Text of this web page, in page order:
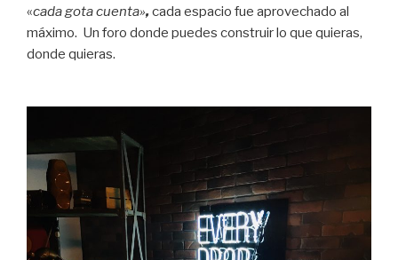
«cada gota cuenta»,cada espacio fue aprovechado al
máximo. Un foro donde puedes construir lo que quieras,
donde quieras.